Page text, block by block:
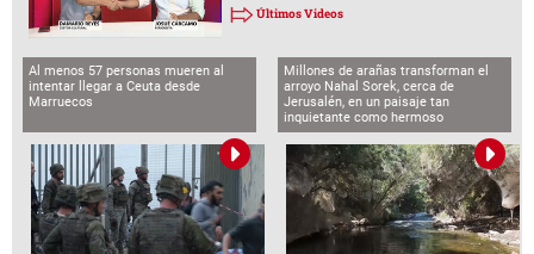
Últimos Videos
Al menos 57 personas mueren al
intentar llegar a Ceuta desde
Marruecos
Millones de arañas transforman el
arroyo Nahal Sorek, cerca de
Jerusalén, en un paisaje tan
inquietante como hermoso